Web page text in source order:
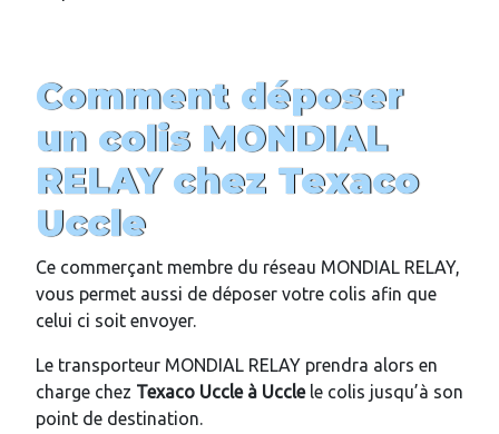
Comment déposer
un colis MONDIAL
RELAY chez Texaco
Uccle
Ce commerçant membre du réseau MONDIAL RELAY,
vous permet aussi de déposer votre colis afin que
celui ci soit envoyer.
Le transporteur MONDIAL RELAY prendra alors en
charge chez Texaco Uccleà Ucclele colis jusqu’à son
point de destination.